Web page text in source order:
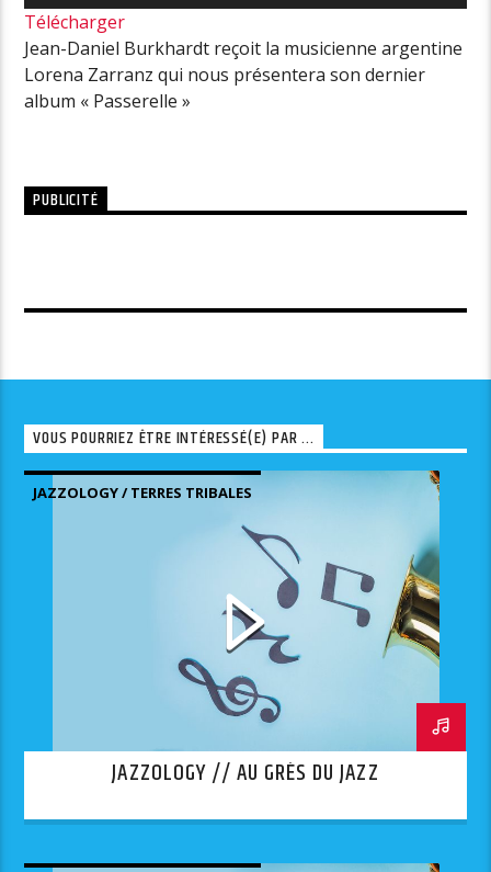
Télécharger
Jean-Daniel Burkhardt reçoit la musicienne argentine
Lorena Zarranz qui nous présentera son dernier
album « Passerelle »
PUBLICITÉ
VOUS POURRIEZ ÊTRE INTÉRESSÉ(E) PAR ...
JAZZOLOGY / TERRES TRIBALES
JAZZOLOGY // AU GRÈS DU JAZZ